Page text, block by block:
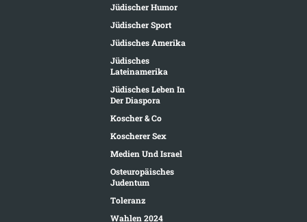
Jüdischer Humor
Jüdischer Sport
Jüdisches Amerika
Jüdisches
Lateinamerika
Jüdisches Leben In
Der Diaspora
Koscher & Co
Koscherer Sex
Medien Und Israel
Osteuropäisches
Judentum
Toleranz
Wahlen 2024